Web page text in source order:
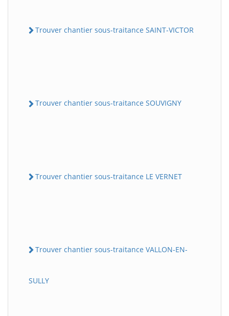
Trouver chantier sous-traitance SAINT-VICTOR
Trouver chantier sous-traitance SOUVIGNY
Trouver chantier sous-traitance LE VERNET
Trouver chantier sous-traitance VALLON-EN-
SULLY